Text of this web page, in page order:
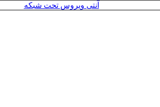
آنتی ویروس تحت شبکه